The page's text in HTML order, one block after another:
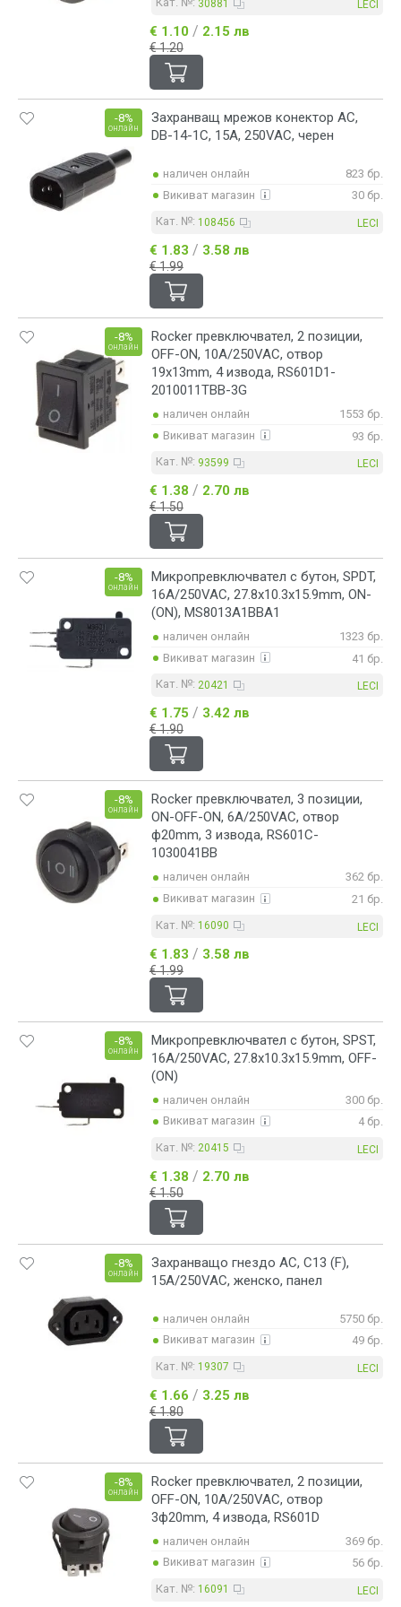
30881 LECI
€ 1.10 / 2.15 лв
€ 1.20
Захранващ мрежов конектор AC,
DB-14-1C, 15A, 250VAC, черен
-8%
онлайн
наличен онлайн
823 бр.
Викиват магазин
30 бр.
Кат. №: 108456 LECI
€ 1.83 / 3.58 лв
€ 1.99
Rocker превключвател, 2 позиции,
OFF-ON, 10A/250VAC, отвор
19x13mm, 4 извода, RS601D1-
2010011TBB-3G
-8%
онлайн
наличен онлайн
1553 бр.
Викиват магазин
93 бр.
Кат. №: 93599 LECI
€ 1.38 / 2.70 лв
€ 1.50
Микропревключвател с бутон, SPDT,
16A/250VAC, 27.8x10.3x15.9mm, ON-
(ON), MS8013A1BBA1
-8%
онлайн
наличен онлайн
1323 бр.
Викиват магазин
41 бр.
Кат. №: 20421 LECI
€ 1.75 / 3.42 лв
€ 1.90
Rocker превключвател, 3 позиции,
ON-OFF-ON, 6A/250VAC, отвор
ф20mm, 3 извода, RS601C-
1030041BB
-8%
онлайн
наличен онлайн
362 бр.
Викиват магазин
21 бр.
Кат. №: 16090 LECI
€ 1.83 / 3.58 лв
€ 1.99
Микропревключвател с бутон, SPST,
16A/250VAC, 27.8x10.3x15.9mm, OFF-
(ON)
-8%
онлайн
наличен онлайн
300 бр.
Викиват магазин
4 бр.
Кат. №: 20415 LECI
€ 1.38 / 2.70 лв
€ 1.50
Захранващо гнездо AC, C13 (F),
15А/250VAC, женско, панел
-8%
онлайн
наличен онлайн
5750 бр.
Викиват магазин
49 бр.
Кат. №: 19307 LECI
€ 1.66 / 3.25 лв
€ 1.80
Rocker превключвател, 2 позиции,
OFF-ON, 10A/250VAC, отвор
3ф20mm, 4 извода, RS601D
-8%
онлайн
наличен онлайн
369 бр.
Викиват магазин
56 бр.
Кат. №: 16091 LECI